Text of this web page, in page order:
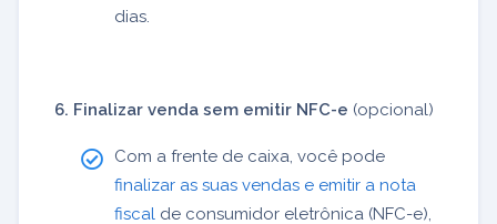
dias.
6. Finalizar venda sem emitir NFC-e (opcional)
Com a frente de caixa, você pode
finalizar as suas vendas e emitir a nota
fiscal de consumidor eletrônica (NFC-e),